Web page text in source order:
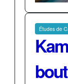
Études de